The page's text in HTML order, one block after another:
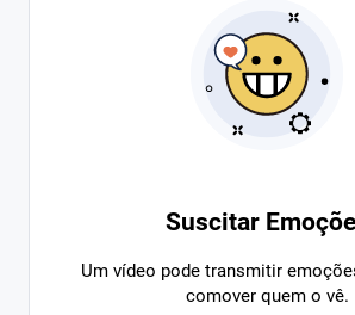
Suscitar
Um vídeo pode transmitir
comover quem o vê.